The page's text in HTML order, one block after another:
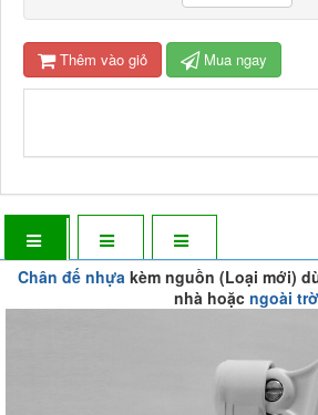
Thêm vào giỏ Mua ngay
Chân đế nhựa kèm nguồn (Loại mới)
nhà hoặc ngoài